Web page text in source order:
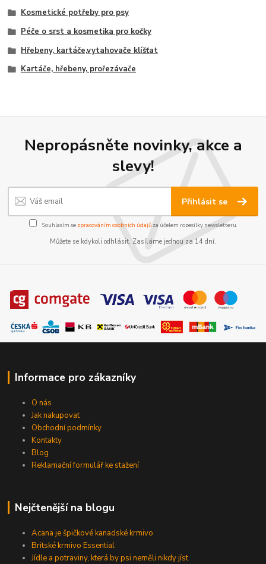
Kosmetické potřeby pro psy
Péče o srst a kosmetika pro kočky
Hřebeny, kartáče,vytahovače klíšťat
Kartáče, hřebeny, prořezávače
Nepropásněte novinky, akce a
slevy!
Přihlásit se
Souhlasím se zpracováním osobních údajůza účelem rozesílky newsletteru.
Můžete se kdykoli odhlásit. Zasíláme jednou za 14 dní.
Informace pro zákazníky
O nás
Jak nakupovat
Obchodní podmínky
Kontakty
Blog
Reklamační formulář ke stažení
Nejčtenější na blogu
Acana je špičkové kanadské krmivo
Britské krmivo Essential
Jídle a potraviny, která by psi neměli nikdy jíst